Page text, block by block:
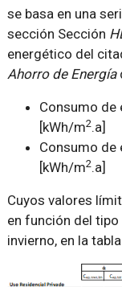
se basa en una
sección Sección
energético del
Ahorro de Energía
Consumo de
[kWh/m2.a]
Consumo de
[kWh/m2.a]
Cuyos valores
en función del
invierno, en la